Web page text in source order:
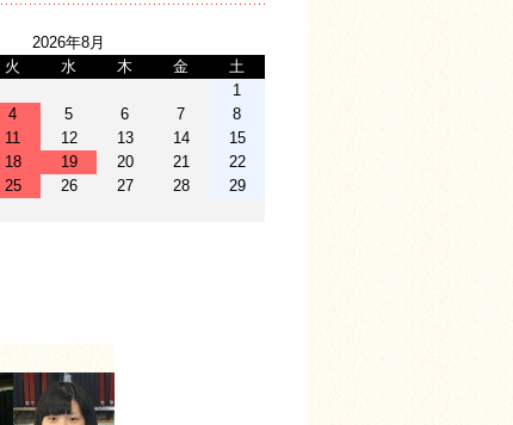
2026年8月
火 水 木 金
土
1
4 5 6 7
8
11 12 13 14
15
18 19 20 21
22
25 26 27 28
29